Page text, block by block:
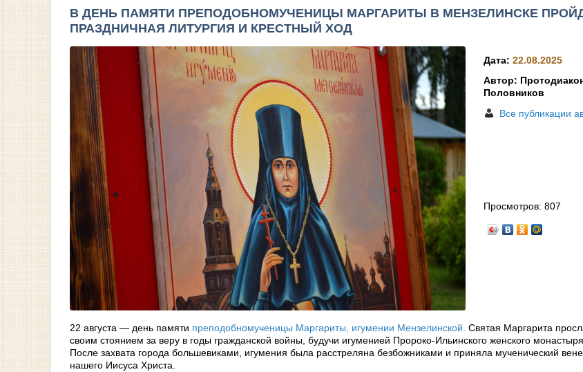
В ДЕНЬ ПАМЯТИ ПРЕПОДОБНОМУЧЕНИЦЫ МАРГАРИТЫ В МЕНЗЕЛИНСКЕ
ПРАЗДНИЧНАЯ ЛИТУРГИЯ И КРЕСТНЫЙ ХОД
Дата:22.08.2025
Автор:
Половников
Все публикации
Просмотров:807
22 августа — день памяти преподобномученицы Маргариты, игумении Мензелинской. Святая Маргарита
своим стоянием за веру в годы гражданской войны, будучи игуменией Пророко-Ильинского женского
После захвата города большевиками, игумения была расстреляна безбожниками и приняла мученический
нашего Иисуса Христа.